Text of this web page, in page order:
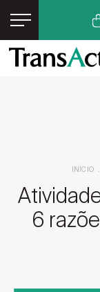
Os nossos
INÍCIO
6